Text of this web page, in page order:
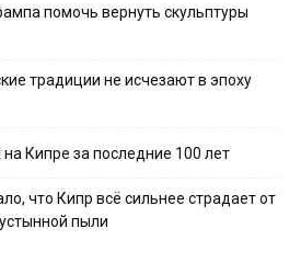
помочь вернуть скульптуры
традиции не исчезают в эпоху
Кипре за последние 100 лет
что Кипр всё сильнее страдает от
пыли